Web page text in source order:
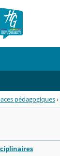
pédagogiques›